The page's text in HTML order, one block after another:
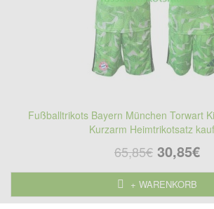
Fußballtrikots Bayern München Torwart
Kurzarm Heimtrikotsatz
65,85€ 30,85€
+ WARENKORB